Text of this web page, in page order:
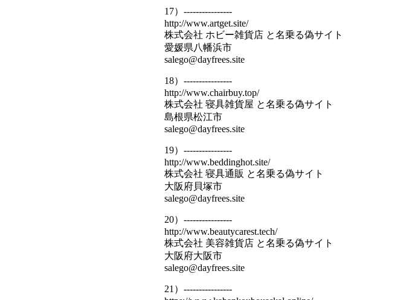
17）----------------
http://www.artget.site/
株式会社 ホビー雑貨店 と名乗る偽サイト
愛媛県八幡浜市
salego@dayfrees.site
18）----------------
http://www.chairbuy.top/
株式会社 寝具雑貨屋 と名乗る偽サイト
島根県松江市
salego@dayfrees.site
19）----------------
http://www.beddinghot.site/
株式会社 寝具通販 と名乗る偽サイト
大阪府貝塚市
salego@dayfrees.site
20）----------------
http://www.beautycarest.tech/
株式会社 美容雑貨店 と名乗る偽サイト
大阪府大阪市
salego@dayfrees.site
21）----------------